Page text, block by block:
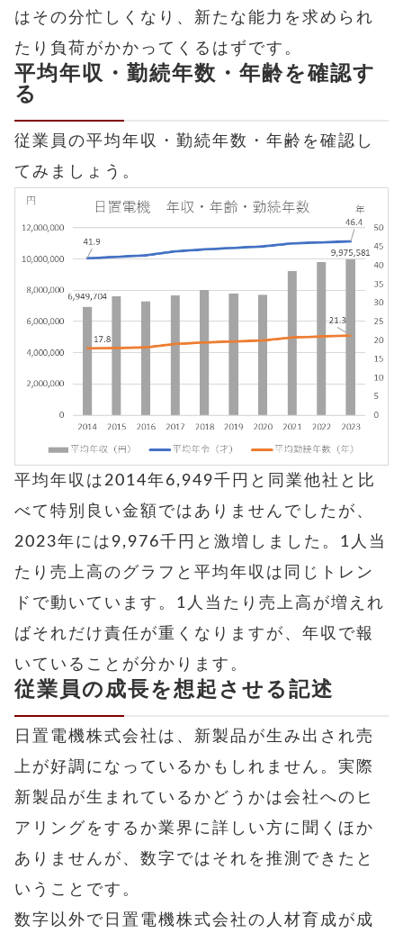
はその分忙しくなり、新たな能力を求められ
たり負荷がかかってくるはずです。
平均年収・勤続年数・年齢を確認す
る
従業員の平均年収・勤続年数・年齢を確認し
てみましょう。
平均年収は2014年6,949千円と同業他社と比
べて特別良い金額ではありませんでしたが、
2023年には9,976千円と激増しました。 1人当
たり売上高のグラフと平均年収は同じトレン
ドで動いています。1人当たり売上高が増えれ
ばそれだけ責任が重くなりますが、年収で報
いていることが分かります。
従業員の成長を想起させる記述
日置電機株式会社は、新製品が生み出され売
上が好調になっているかもしれません。実際
新製品が生まれているかどうかは会社へのヒ
アリングをするか業界に詳しい方に聞くほか
ありませんが、数字ではそれを推測できたと
いうことです。
数字以外で日置電機株式会社の人材育成が成